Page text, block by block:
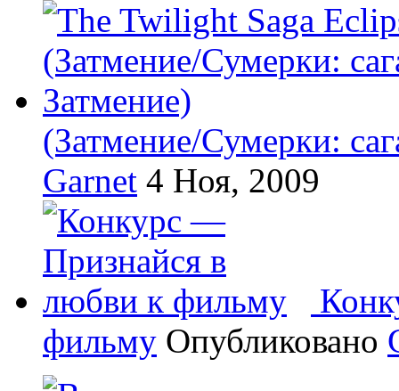
(Затмение/Сумерки:
Garnet 4 Ноя, 2009
фильму Опубликовано